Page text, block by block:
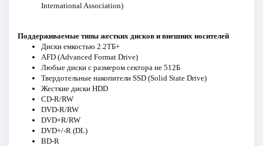
International Association)
Поддерживаемые типы жестких дисков и внешних носителей
Диски емкостью 2.2ТБ+
AFD (Advanced Format Drive)
Любые диски с размером сектора не 512Б
Твердотельные накопители SSD (Solid State Drive)
Жесткие диски HDD
CD-R/RW
DVD-R/RW
DVD+R/RW
DVD+/-R (DL)
BD-R